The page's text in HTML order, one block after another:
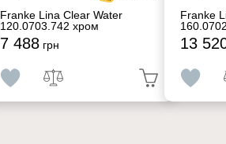
Franke Lina Clear Water
120.0703.742 хром
7 488 грн
Franke
13